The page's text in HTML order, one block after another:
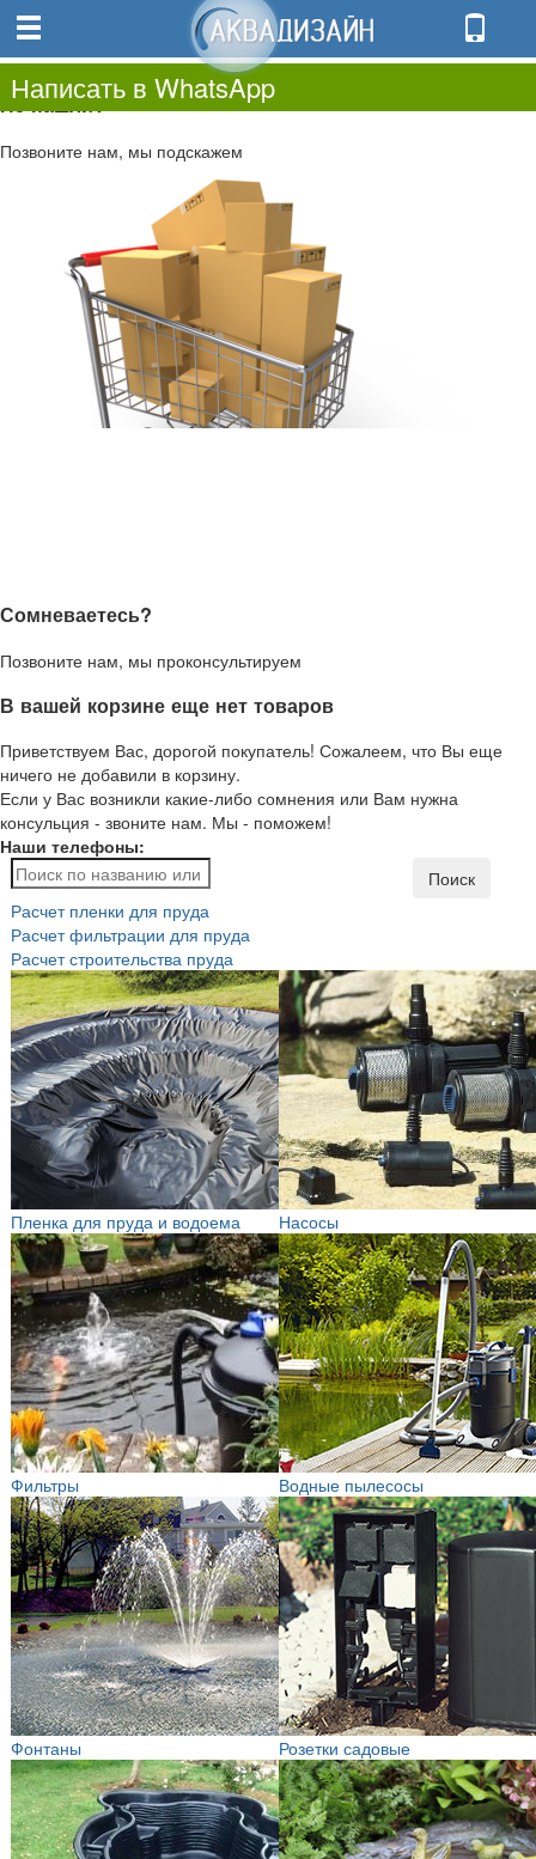
0.00
0
Не нашли?
Позвоните нам, мы подскажем
Сомневаетесь?
Позвоните нам, мы проконсультируем
В вашей корзине еще нет товаров
Приветствуем Вас, дорогой покупатель! Сожалеем, что Вы еще
ничего не добавили в корзину.
Если у Вас возникли какие-либо сомнения или Вам нужна
консульция - звоните нам. Мы - поможем!
Наши телефоны:
Написать в WhatsApp
Поиск
Расчет пленки для пруда
Расчет фильтрации для пруда
Расчет строительства пруда
Пленка для пруда и водоема Насосы
Фильтры Водные пылесосы
Фонтаны Розетки садовые